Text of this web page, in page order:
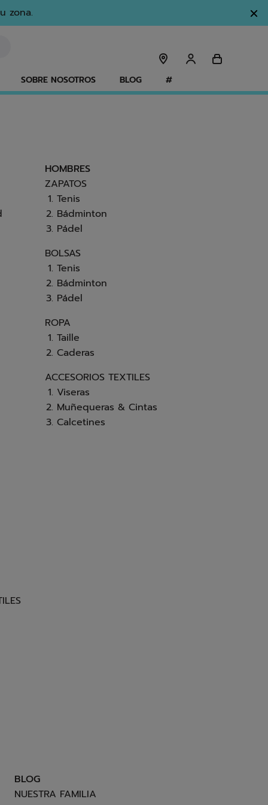
zona.
SOBRE NOSOTROS BLOG #
HOMBRES
ZAPATOS
Tenis
Bádminton
Pádel
BOLSAS
Tenis
Bádminton
Pádel
ROPA
Taille
Caderas
ACCESORIOS TEXTILES
Viseras
Muñequeras & Cintas
Calcetines
BLOG
NUESTRA FAMILIA